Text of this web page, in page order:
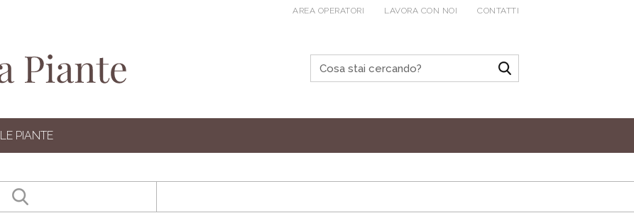
AREA OPERATORI LAVORA CON NOI CONTATTI
LE PIANTE